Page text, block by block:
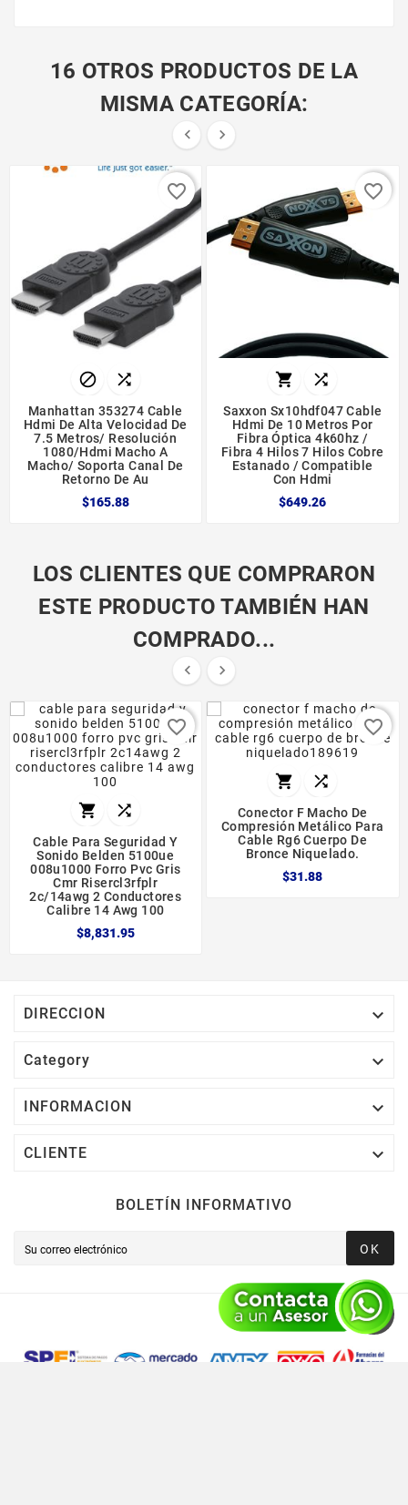
16 OTROS PRODUCTOS DE LA
MISMA CATEGORÍA:
 
 
Manhattan 353274 Cable
Hdmi De Alta Velocidad De
7.5 Metros/ Resolución
1080/hdmi Macho A
Macho/ Soporta Canal De
Retorno De Au
$165.88
favorite_border
 
Saxxon Sx10hdf047 Cable
Hdmi De 10 Metros Por
Fibra Óptica 4k60hz /
Fibra 4 Hilos 7 Hilos Cobre
Estanado / Compatible
Con Hdmi
$649.26
favorite_border
LOS CLIENTES QUE COMPRARON
ESTE PRODUCTO TAMBIÉN HAN
COMPRADO...
 
 
Cable Para Seguridad Y
Sonido Belden 5100ue
008u1000 Forro Pvc Gris
Cmr Risercl3rfplr
2c/14awg 2 Conductores
Calibre 14 Awg 100
$8,831.95
favorite_border
 
Conector F Macho De
Compresión Metálico Para
Cable Rg6 Cuerpo De
Bronce Niquelado.
$31.88
favorite_border
DIRECCION 
Category 
INFORMACION 
CLIENTE 
BOLETÍN INFORMATIVO
OK